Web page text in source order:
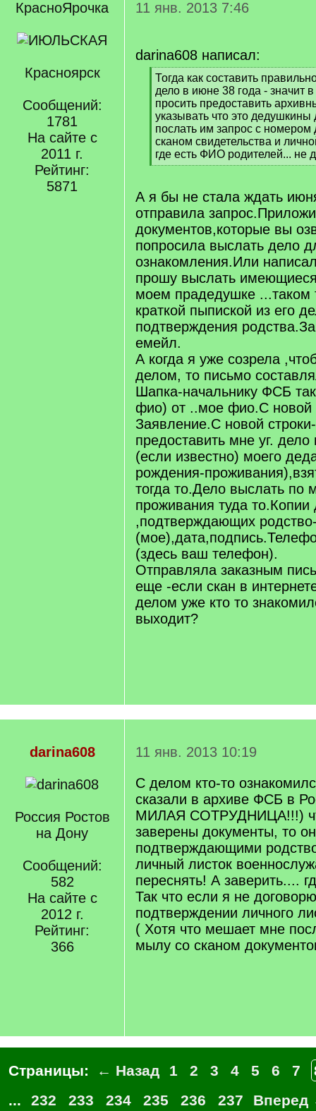
КрасноЯрочка
Красноярск
Сообщений:
1781
На сайте с
2011 г.
Рейтинг:
5871
11 янв. 2013 7:46
darina608 написал:
[
q
]
Тогда как составить
дело в июне 38 года - значит
просить предоставить
указывать что это
послать им запрос с
сканом свидетельства и
где есть ФИО родителей... не
[
q
]
А я бы не стала ждать
отправила
документов,которые вы
попросила выслать дело
ознакомления.Или
прошу выслать
моем прадедушке ...таком
краткой пыпиской из его
подтверждения
емейл.
А когда я уже созрела
делом, то письмо
Шапка-начальнику ФСБ
фио) от ..мое фио.С новой
Заявление.С новой
предоставить мне уг. дело
(если известно) моего
рождения-
тогда то.Дело выслать по
проживания туда то.Копии
,подтверждающих
(здесь ваш телефон).
Отправляла заказным
еще -если скан в
делом уже кто то
выходит?
darina608
Россия Ростов
на Дону
Сообщений:
582
На сайте с
2012 г.
Рейтинг:
366
11 янв. 2013 10:19
С делом кто-то
сказали в архиве ФСБ в
МИЛАЯ СОТРУДНИЦА!!!)
заверены документы, то
подтверждающими
личный листок
переснять! А заверить....
Так что если я не
подтверждении личного
( Хотя что мешает мне
мылу со сканом
Страницы: ← Назад 1 2 3 4 5 6 7
...
232 233 234 235 236 237 Вперед